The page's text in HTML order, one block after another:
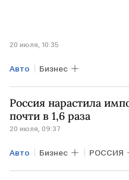
20 июля, 10:35
Авто Бизнес
Россия нарастила
почти в 1,6 раза
20 июля, 09:37
Авто Бизнес РОССИЯ